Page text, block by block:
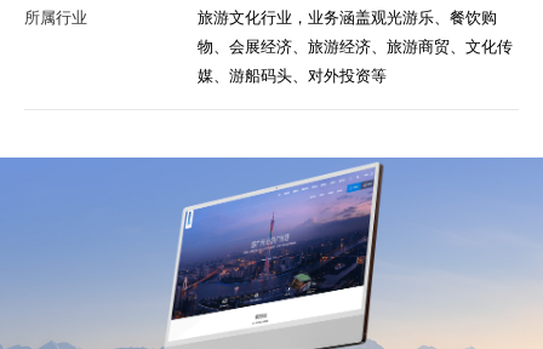
所属行业
旅游文化行业，业务涵盖观光游乐、‌餐饮购
物、‌会展经济、‌旅游经济、‌旅游商贸、‌文化传
媒、‌游船码头、‌对外投资等